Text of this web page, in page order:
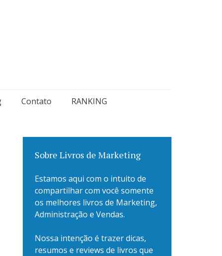
Contato RANKING
Sobre Livros de Marketing
Estamos aqui com o intuito de
compartilhar com você somente
os melhores livros de Marketing,
Administração e Vendas.
Nossa intenção é trazer dicas,
resumos e reviews de livros que